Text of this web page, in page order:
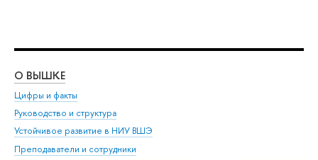
О ВЫШКЕ
Цифры и факты
Руководство и структура
Устойчивое развитие в НИУ ВШЭ
Преподаватели и сотрудники